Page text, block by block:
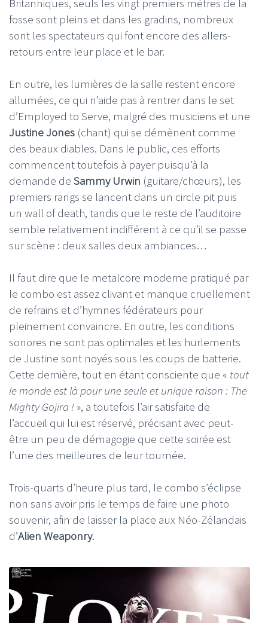
Britanniques, seuls les vingt premiers mètres de la
fosse sont pleins et dans les gradins, nombreux
sont les spectateurs qui font encore des allers-
retours entre leur place et le bar.
En outre, les lumières de la salle restent encore
allumées, ce qui n’aide pas à rentrer dans le set
d’Employed to Serve, malgré des musiciens et une
Justine Jones (chant) qui se démènent comme
des beaux diables. Dans le public, ces efforts
commencent toutefois à payer puisqu’à la
demande de Sammy Urwin (guitare/chœurs), les
premiers rangs se lancent dans un circle pit puis
un wall of death, tandis que le reste de l’auditoire
semble relativement indifférent à ce qu’il se passe
sur scène : deux salles deux ambiances…
Il faut dire que le metalcore moderne pratiqué par
le combo est assez clivant et manque cruellement
de refrains et d’hymnes fédérateurs pour
pleinement convaincre. En outre, les conditions
sonores ne sont pas optimales et les hurlements
de Justine sont noyés sous les coups de batterie.
Cette dernière, tout en étant consciente que « tout
le monde est là pour une seule et unique raison : The
Mighty Gojira ! », a toutefois l’air satisfaite de
l’accueil qui lui est réservé, précisant avec peut-
être un peu de démagogie que cette soirée est
l’une des meilleures de leur tournée.
Trois-quarts d’heure plus tard, le combo s’éclipse
non sans avoir pris le temps de faire une photo
souvenir, afin de laisser la place aux Néo-Zélandais
d’Alien Weaponry.